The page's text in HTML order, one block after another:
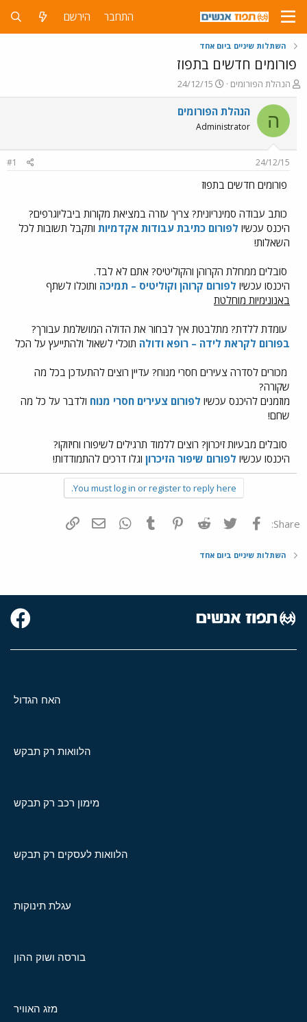
התחבר הירשם
השתלות שיניים ביום אחד
פורומים חדשים בתפוז
פ
ו
ת
ח
ה
ש
א
הנהלת הפורומים
פ
ו
ר
ם
ר
24/12/15
ה הנהלת הפורומים
Administrator
24/12/15
#1
פורומים חדשים בתפוז
כותב עבודה סמינריונית? צריך עזרה במציאת מקורות ביבליוגרפים?
היכנס עכשיו לפורום כתיבת עבודות אקדמיות ותקבל תשובות לכל
השאלות!
סובלים ממחלת הקרוהן והקוליטיס? אתם לא לבד.
היכנסו עכשיו לפורום קרוהן וקוליטיס – תמיכה ותוכלו לשתף
באנונימיות מוחלטת
עומדת ללדת? מתלבטת איך לבחור את הדולה המושלמת עבורך?
בפורום לקראת לידה – רופא ודולה תוכלי לשאול ולהתייעץ על הכל
מכורים לסדרה צעירים חסרי מנוח? עדיין רוצים להתעדכן בכל מה
שקורה?
מוזמנים להיכנס עכשיו לפורום צעירים חסרי מנוח ולדבר על כל מה
שחם!
סובלים מבעיות זיכרון? רוצים ללמוד תרגילים לשיפורו וחיזוקו?
היכנסו עכשיו לפורום שיפור הזיכרון וגלו דרכים להתמודדות!
You must log in or register to reply here.
Share: פייסבוק Twitter
Reddit
Pinterest
Tumblr
WhatsAppדואר אלקטרוני
השתלות שיניים ביום אחד
האח הגדול
הלוואות רק תבקש
מימון רכב רק תבקש
הלוואות לעסקים רק תבקש
עגלת תינוקות
בורסה ושוק ההון
מזג האוויר